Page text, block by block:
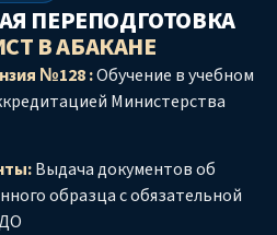
ПЕРЕПОДГОТОВКА
В АБАКАНЕ
№128 :Обучение в учебном
Министерства
Выдача документов об
образца с обязательной